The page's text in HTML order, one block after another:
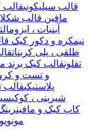
قالب سیلیکونیقالب
مافین قالب
آبنبات ، ایزومالت
نیمکره و دکور کیک
طلقی ، پلی کربنات
تفلونقالب کیک برند
و تست و
پلاستیکیقالب
شیرینی ، کوکی
کاپ کیک و مافین